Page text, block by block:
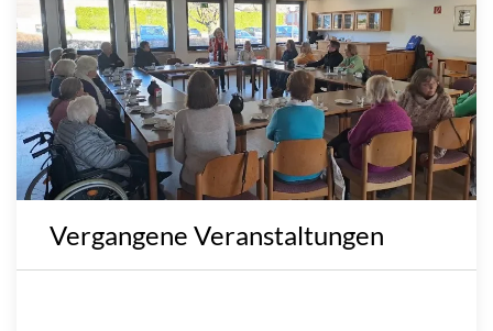
Vergangene Veranstaltungen